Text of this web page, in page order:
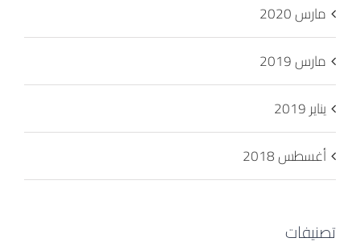
مارس 2020
مارس 2019
يناير 2019
أغسطس 2018
تصنيفات